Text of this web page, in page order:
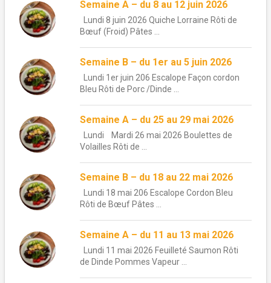
Semaine A – du 8 au 12 juin 2026
Lundi 8 juin 2026 Quiche Lorraine Rôti de
Bœuf (Froid) Pâtes ...
Semaine B – du 1er au 5 juin 2026
Lundi 1er juin 206 Escalope Façon cordon
Bleu Rôti de Porc /Dinde ...
Semaine A – du 25 au 29 mai 2026
Lundi Mardi 26 mai 2026 Boulettes de
Volailles Rôti de ...
Semaine B – du 18 au 22 mai 2026
Lundi 18 mai 206 Escalope Cordon Bleu
Rôti de Bœuf Pâtes ...
Semaine A – du 11 au 13 mai 2026
Lundi 11 mai 2026 Feuilleté Saumon Rôti
de Dinde Pommes Vapeur ...